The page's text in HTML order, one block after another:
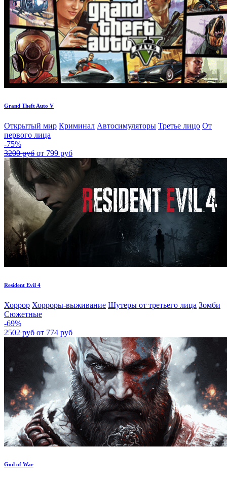
Grand Theft Auto V
Открытый мир Криминал Автосимуляторы Третье лицо От
первого лица
-75%
3200 руб от 799 руб
Resident Evil 4
Хоррор Хорроры-выживание Шутеры от третьего лица Зомби
Сюжетные
-69%
2502 руб от 774 руб
God of War